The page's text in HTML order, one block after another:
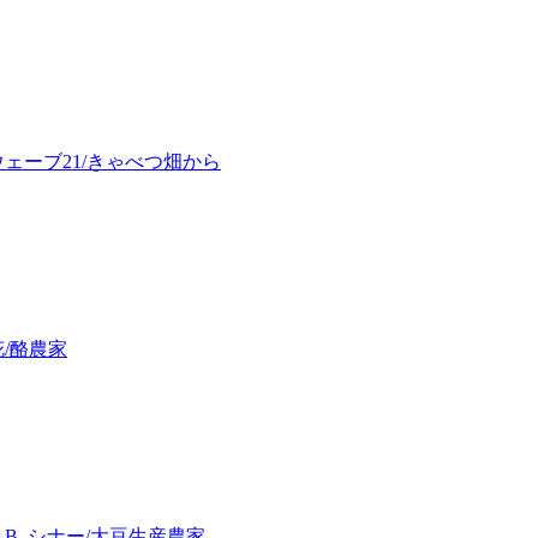
ェーブ21/きゃべつ畑から
酪農家